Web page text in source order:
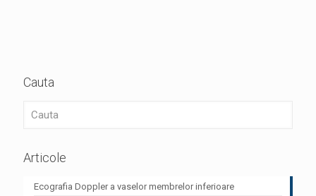
Cauta
Articole
Ecografia Doppler a vaselor membrelor inferioare